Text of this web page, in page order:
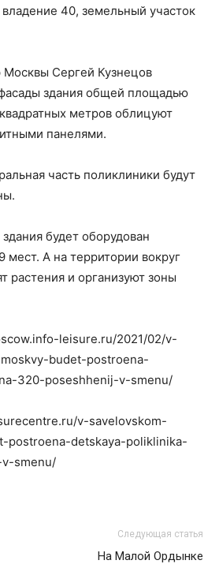
40, земельный участок
Москвы Сергей Кузнецов
здания общей площадью
метров облицуют
панелями.
часть поликлиники будут
будет оборудован
мест. А на территории вокруг
растения и организуют зоны
leisure.ru/2021/02/v-
budet-postroena-
320-poseshhenij-v-smenu/
v-savelovskom-
postroena-detskaya-poliklinika-
smenu/
Следующая статья
На Малой Ордынке